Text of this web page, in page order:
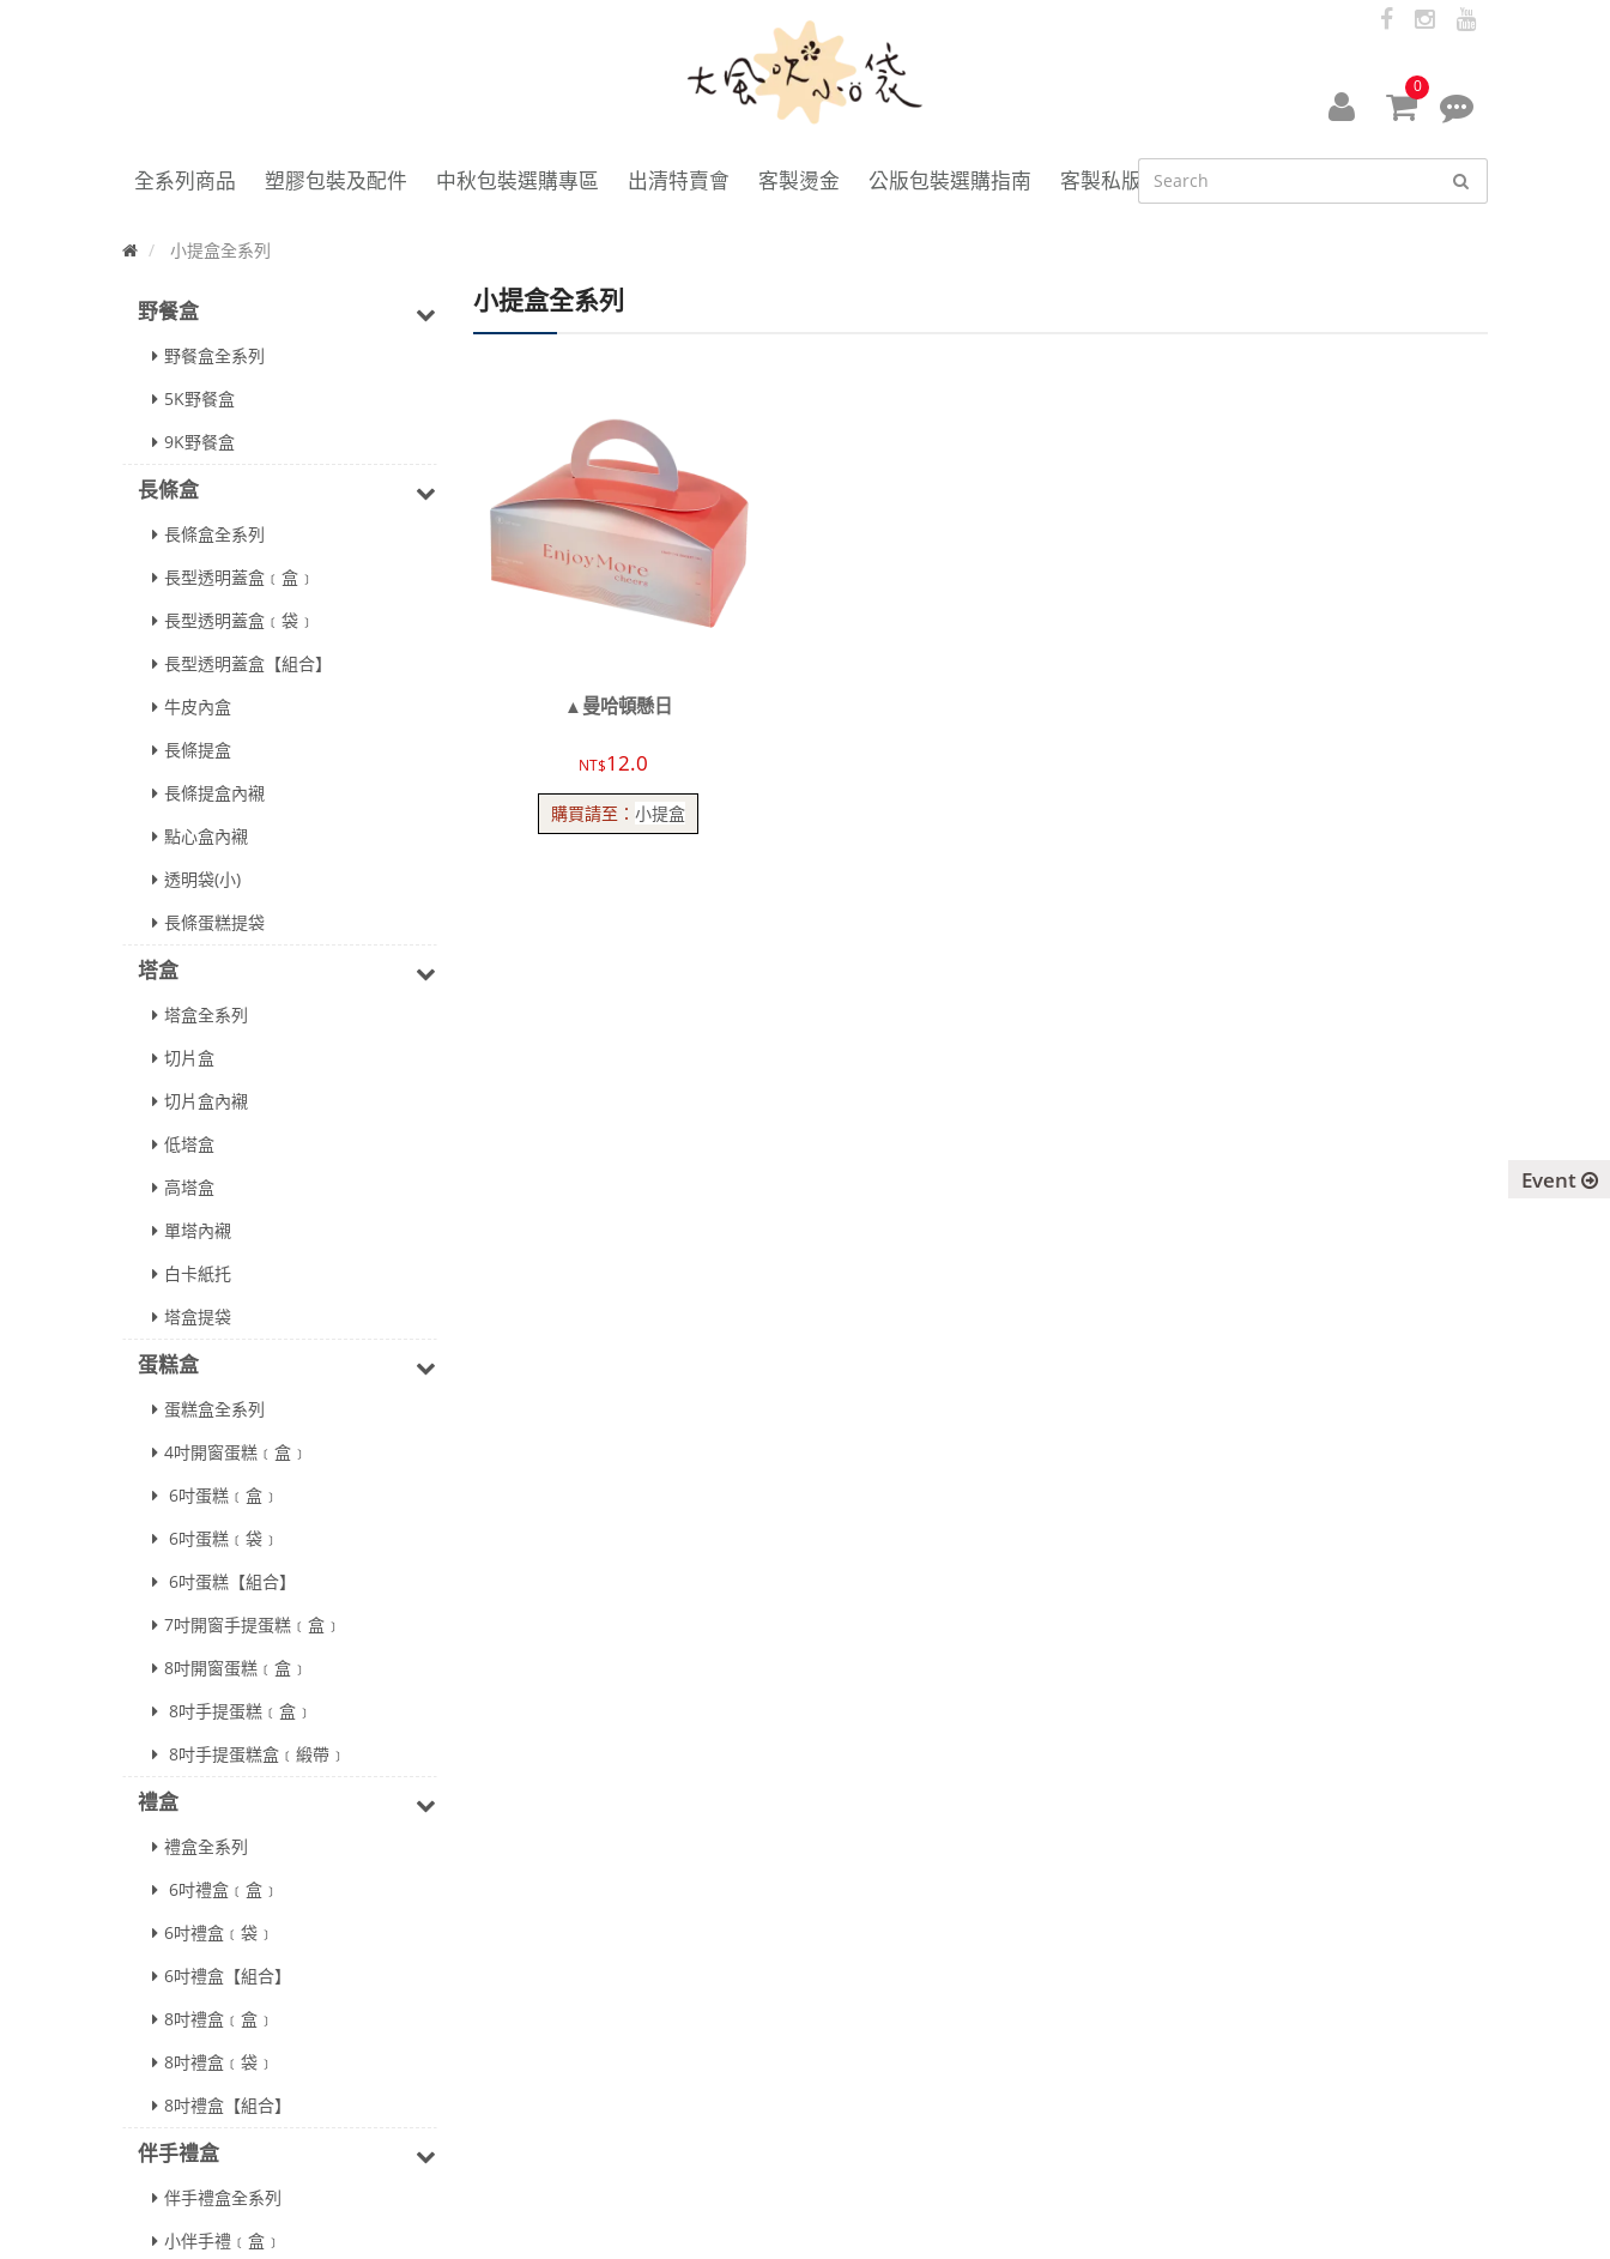
facebook
instagram
youtube
會
員
中
0
線
上
客
小
袋
全系列商品 塑膠包裝及配件 中秋包裝選購專區 出清特賣會 客製燙金 公版包裝選購指南 客製私版
首
小提盒全系列
野餐盒
野餐盒全系列
5K野餐盒
9K野餐盒
長條盒
長條盒全系列
長型透明蓋盒﹝盒﹞
長型透明蓋盒﹝袋﹞
長型透明蓋盒【組合】
牛皮內盒
長條提盒
長條提盒內襯
點心盒內襯
透明袋(小)
長條蛋糕提袋
塔盒
塔盒全系列
切片盒
切片盒內襯
低塔盒
高塔盒
單塔內襯
白卡紙托
塔盒提袋
蛋糕盒
蛋糕盒全系列
4吋開窗蛋糕﹝盒﹞
6吋蛋糕﹝盒﹞
6吋蛋糕﹝袋﹞
6吋蛋糕【組合】
7吋開窗手提蛋糕﹝盒﹞
8吋開窗蛋糕﹝盒﹞
8吋手提蛋糕﹝盒﹞
8吋手提蛋糕盒﹝緞帶﹞
禮盒
禮盒全系列
6吋禮盒﹝盒﹞
6吋禮盒﹝袋﹞
6吋禮盒【組合】
8吋禮盒﹝盒﹞
8吋禮盒﹝袋﹞
8吋禮盒【組合】
伴手禮盒
伴手禮盒全系列
小伴手禮﹝盒﹞
小提盒全系列
▲曼哈頓懸日
NT$12.0
購買請至： 小提盒
Event